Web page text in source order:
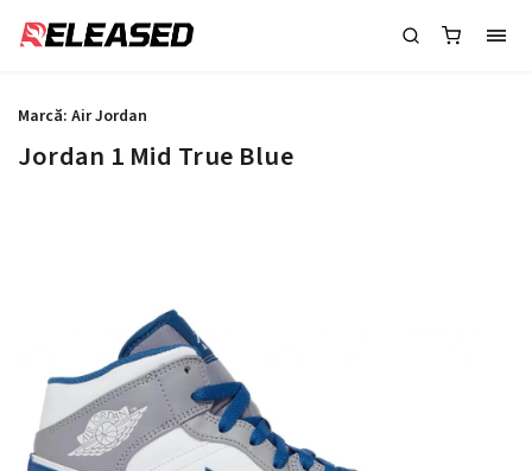
Jordan 1 Mid True Blue
Marcă: Air Jordan